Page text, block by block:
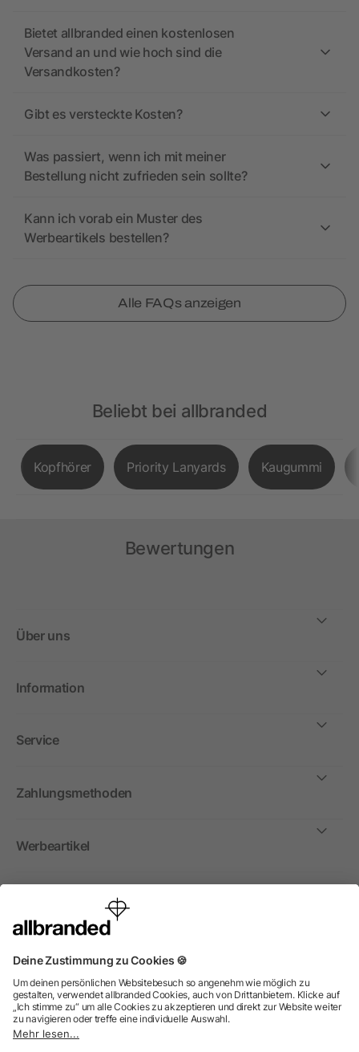
Bietet allbranded einen kostenlosen
Versand an und wie hoch sind die
Versandkosten?
Gibt es versteckte Kosten?
Was passiert, wenn ich mit meiner
Bestellung nicht zufrieden sein sollte?
Kann ich vorab ein Muster des
Werbeartikels bestellen?
Alle FAQs anzeigen
Beliebt bei allbranded
Kopfhörer Priority Lanyards Kaugummi
Bewertungen
Über uns
Information
Service
Zahlungsmethoden
Werbeartikel
International